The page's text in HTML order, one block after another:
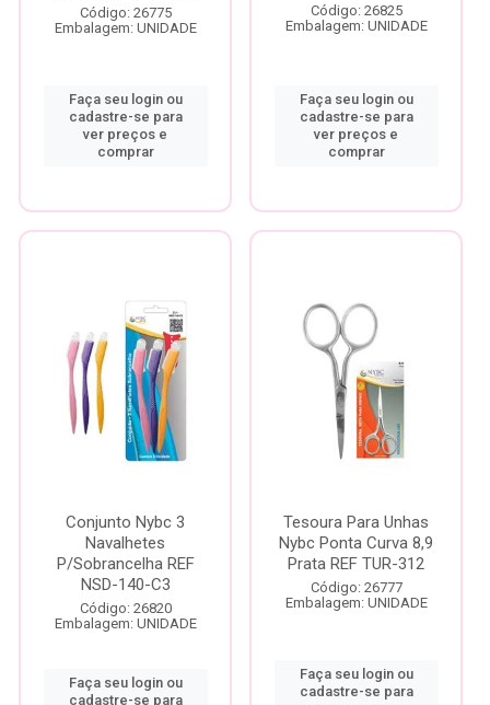
Código: 26775
Embalagem: UNIDADE
Faça seu login ou
cadastre-se para
ver preços e
comprar
Código: 26825
Embalagem: UNIDADE
Faça seu login ou
cadastre-se para
ver preços e
comprar
Conjunto Nybc 3
Navalhetes
P/Sobrancelha REF
NSD-140-C3
Código: 26820
Embalagem: UNIDADE
Faça seu login ou
cadastre-se para
Tesoura Para Unhas
Nybc Ponta Curva 8,9
Prata REF TUR-312
Código: 26777
Embalagem: UNIDADE
Faça seu login ou
cadastre-se para